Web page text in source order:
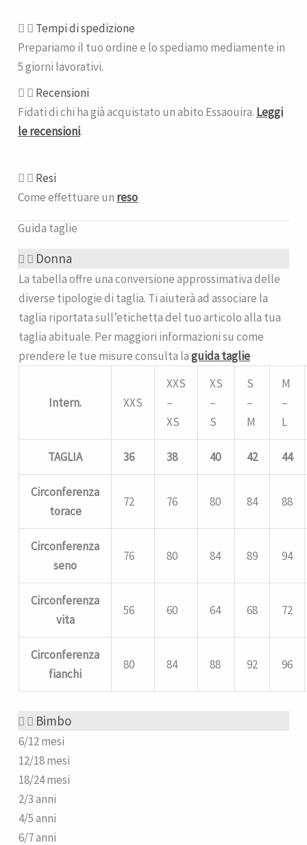
Tempi di spedizione​
Prepariamo il tuo ordine e lo spediamo mediamente in
5 giorni lavorativi.
Recensioni
Fidati di chi ha già acquistato un abito Essaouira. Leggi
le recensioni.
Resi
Come effettuare un reso
Guida taglie
Donna
La tabella offre una conversione approssimativa delle
diverse tipologie di taglia. Ti aiuterà ad associare la
taglia riportata sull’etichetta del tuo articolo alla tua
taglia abituale. Per maggiori informazioni su come
prendere le tue misure consulta laguida taglie
Intern. XXS
XXS
–
XS
XS
–
S
S
–
M
M
–
L
TAGLIA 36 38 40 42 44
Circonferenza
torace
72 76 80 84 88
Circonferenza
seno
76 80 84 89 94
Circonferenza
vita
56 60 64 68 72
Circonferenza
fianchi
80 84 88 92 96
Bimbo
6/12 mesi
12/18 mesi
18/24 mesi
2/3 anni
4/5 anni
6/7 anni